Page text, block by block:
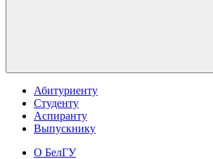
Абитуриенту
Студенту
Аспиранту
Выпускнику
О БелГУ